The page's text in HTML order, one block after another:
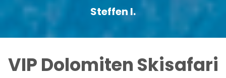
Steffen I.
VIP Dolomiten Skisafari